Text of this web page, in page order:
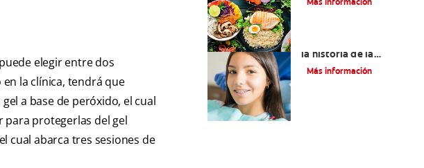
elegir entre dos
la clínica, tendrá que
a base de peróxido, el cual
para protegerlas del gel
cual abarca tres sesiones de
la historia de la
ortodoncia
Más información